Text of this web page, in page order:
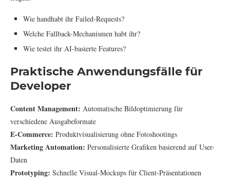
Wie handhabt ihr Failed-Requests?
Welche Fallback-Mechanismen habt ihr?
Wie testet ihr AI-basierte Features?
Praktische Anwendungsfälle für
Developer
Content Management: Automatische Bildoptimierung für
verschiedene Ausgabeformate
E-Commerce: Produktvisualisierung ohne Fotoshootings
Marketing Automation: Personalisierte Grafiken basierend auf User-
Daten
Prototyping: Schnelle Visual-Mockups für Client-Präsentationen